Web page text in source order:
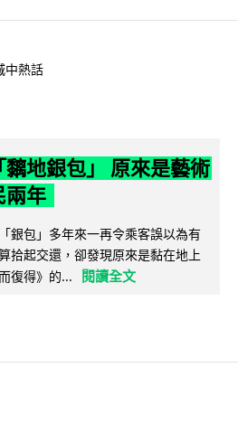
中熱話
地銀包」 原來是藝術
兩年
銀包」多年來一再令乘客誤以為有
拾起交還，卻發現原來是黏在地上
復得》的...
閱讀全文